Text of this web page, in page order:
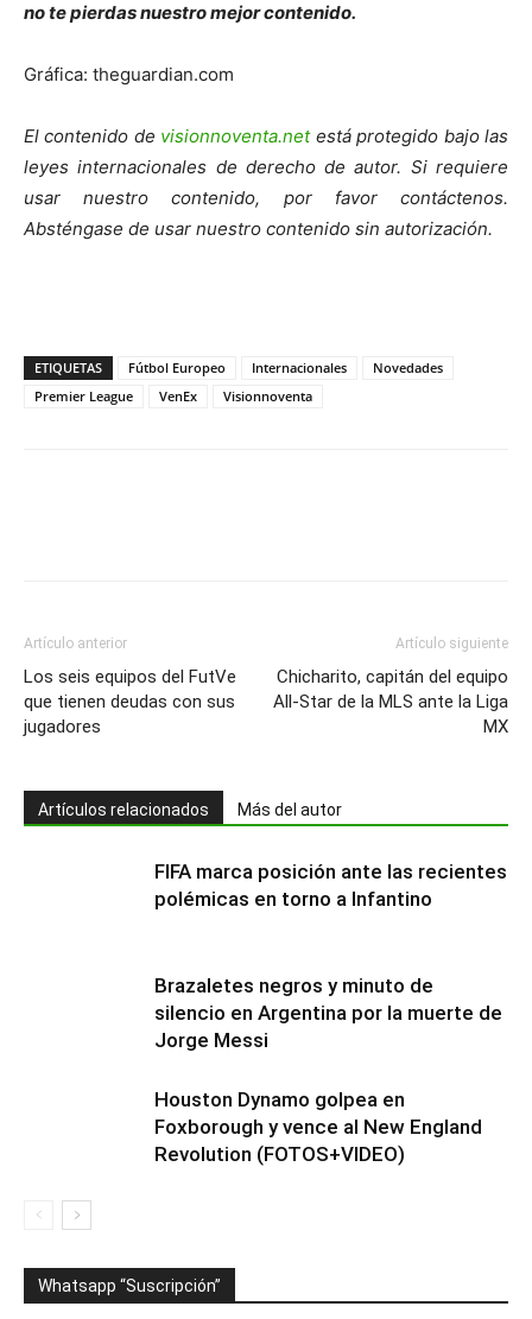
no te pierdas nuestro mejor contenido.
Gráfica: theguardian.com
El contenido de visionnoventa.netestá protegido bajo las
leyes internacionales de derecho de autor. Si requiere
usar nuestro contenido, por favor contáctenos.
Absténgase de usar nuestro contenido sin autorización.
ETIQUETAS Fútbol Europeo Internacionales
Novedades
Premier League
VenEx Visionnoventa
Artículo anterior
Los seis equipos del FutVe
que tienen deudas con sus
jugadores
Artículo siguiente
Chicharito, capitán del equipo
All-Star de la MLS ante la Liga
MX
Artículos relacionados Más del autor
FIFA marca posición ante las recientes
polémicas en torno a Infantino
Brazaletes negros y minuto de
silencio en Argentina por la muerte de
Jorge Messi
Houston Dynamo golpea en
Foxborough y vence al New England
Revolution (FOTOS+VIDEO)
Whatsapp “Suscripción”